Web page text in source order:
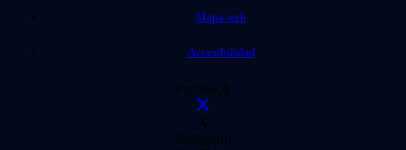
Mapa web
Accesibilidad
Facebook
X
Instagram